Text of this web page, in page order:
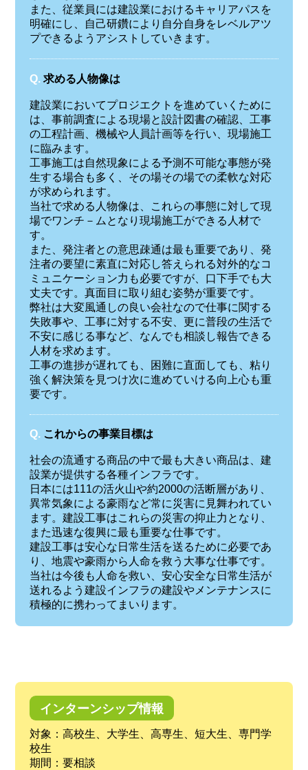
また、従業員には建設業におけるキャリアパスを
明確にし、自己研鑽により自分自身をレベルアツ
プできるようアシストしていきます。
Q. 求める人物像は
建設業においてプロジエクトを進めていくために
は、事前調査による現場と設計図書の確認、工事
の工程計画、機械や人員計画等を行い、現場施工
に臨みます。
工事施工は自然現象による予測不可能な事態が発
生する場合も多く、その場その場での柔軟な対応
が求められます。
当社で求める人物像は、これらの事態に対して現
場でワンチ－ムとなり現場施工ができる人材で
す。
また、発注者との意思疎通は最も重要であり、発
注者の要望に素直に対応し答えられる対外的なコ
ミュニケーション力も必要ですが、口下手でも大
丈夫です。真面目に取り組む姿勢が重要です。
弊社は大変風通しの良い会社なので仕事に関する
失敗事や、工事に対する不安、更に普段の生活で
不安に感じる事など、なんでも相談し報告できる
人材を求めます。
工事の進捗が遅れても、困難に直面しても、粘り
強く解決策を見つけ次に進めていける向上心も重
要です。
Q. これからの事業目標は
社会の流通する商品の中で最も大きい商品は、建
設業が提供する各種インフラです。
日本には111の活火山や約2000の活断層があり、
異常気象による豪雨など常に災害に見舞われてい
ます。建設工事はこれらの災害の抑止力となり、
また迅速な復興に最も重要な仕事です。
建設工事は安心な日常生活を送るために必要であ
り、地震や豪雨から人命を救う大事な仕事です。
当社は今後も人命を救い、安心安全な日常生活が
送れるよう建設インフラの建設やメンテナンスに
積極的に携わってまいります。
インターンシップ情報
対象：高校生、大学生、高専生、短大生、専門学
校生
期間：要相談